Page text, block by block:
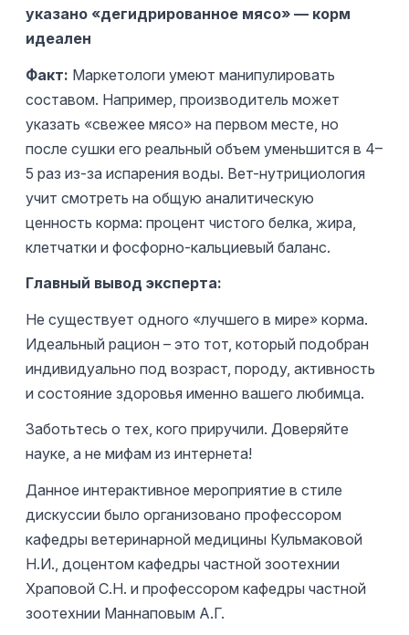
указано «дегидрированное мясо» — корм
идеален
Факт: Маркетологи умеют манипулировать
составом. Например, производитель может
указать «свежее мясо» на первом месте, но
после сушки его реальный объем уменьшится в 4–
5 раз из-за испарения воды. Вет-нутрициология
учит смотреть на общую аналитическую
ценность корма: процент чистого белка, жира,
клетчатки и фосфорно-кальциевый баланс.
Главный вывод эксперта:
Не существует одного «лучшего в мире» корма.
Идеальный рацион – это тот, который подобран
индивидуально под возраст, породу, активность
и состояние здоровья именно вашего любимца.
Заботьтесь о тех, кого приручили. Доверяйте
науке, а не мифам из интернета!
Данное интерактивное мероприятие в стиле
дискуссии было организовано профессором
кафедры ветеринарной медицины Кульмаковой
Н.И., доцентом кафедры частной зоотехнии
Храповой С.Н. и профессором кафедры частной
зоотехнии Маннаповым А.Г.